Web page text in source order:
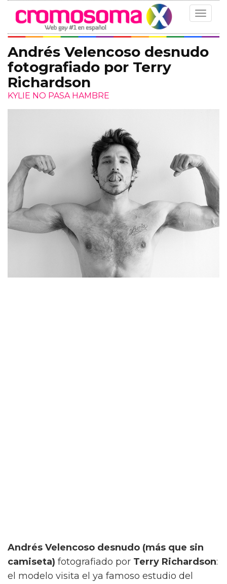
Toggle
Andrés Velencoso desnudo
fotografiado por Terry
Richardson
KYLIE NO PASA HAMBRE
Andrés Velencoso desnudo (más que sin
camiseta) fotografiado por Terry Richardson:
el modelo visita el ya famoso estudio del